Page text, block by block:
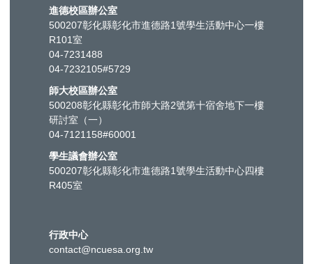
進德校區辦公室
500207彰化縣彰化市進德路1號學生活動中心一樓
R101室
04-7231488
04-7232105#5729
師大校區辦公室
500208彰化縣彰化市師大路2號第十宿舍地下一樓
研討室（一）
04-7121158#60001
學生議會辦公室
500207彰化縣彰化市進德路1號學生活動中心四樓
R405室
行政中心
contact@ncuesa.org.tw